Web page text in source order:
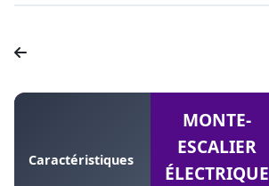
Caractéristiques
MONTE-
ESCALIER
ÉLECTRIQUE